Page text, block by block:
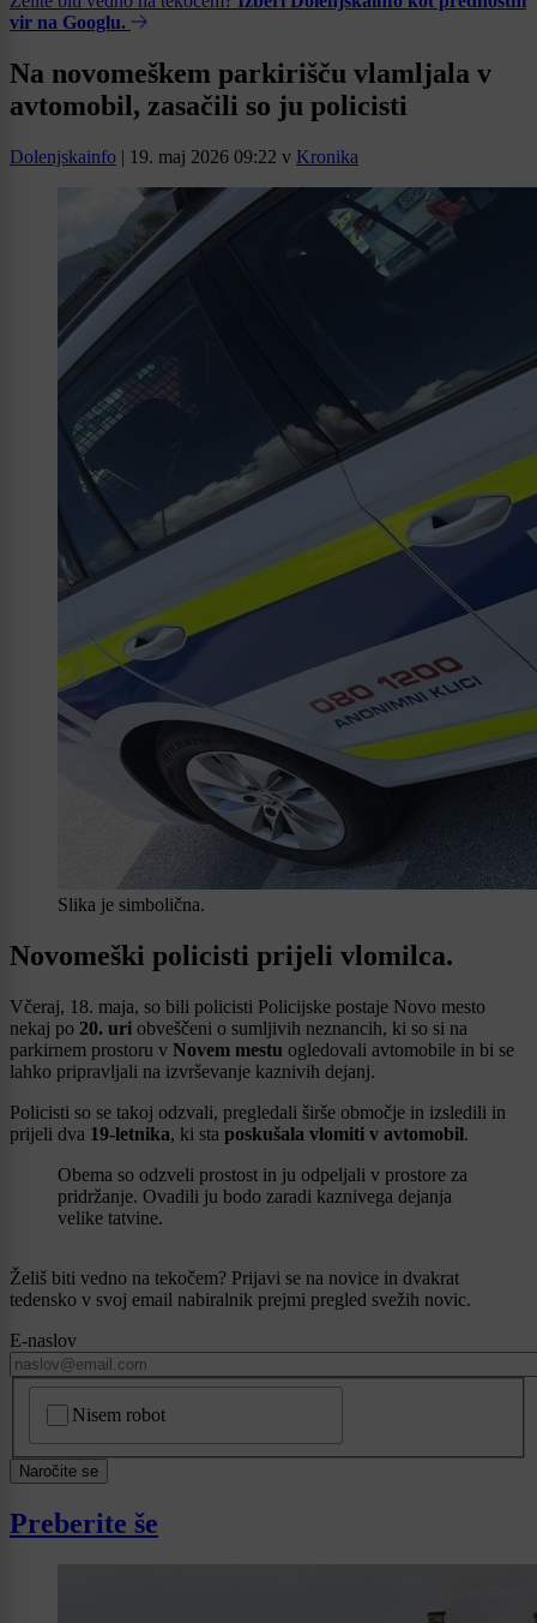
vir na Googlu.
Na novomeškem parkirišču vlamljala v
avtomobil, zasačili so ju policisti
Dolenjskainfo | 19. maj 2026 09:22 v Kronika
Slika je simbolična.
Novomeški policisti prijeli vlomilca.
Včeraj, 18. maja, so bili policisti Policijske postaje Novo mesto
nekaj po 20. uri obveščeni o sumljivih neznancih, ki so si na
parkirnem prostoru v Novem mestu ogledovali avtomobile in bi se
lahko pripravljali na izvrševanje kaznivih dejanj.
Policisti so se takoj odzvali, pregledali širše območje in izsledili in
prijeli dva 19-letnika, ki sta poskušala vlomiti v avtomobil.
Obema so odzveli prostost in ju odpeljali v prostore za
pridržanje. Ovadili ju bodo zaradi kaznivega dejanja
velike tatvine.
Želiš biti vedno na tekočem? Prijavi se na novice in dvakrat
tedensko v svoj email nabiralnik prejmi pregled svežih novic.
E-naslov
Nisem robot
Naročite se
Preberite še